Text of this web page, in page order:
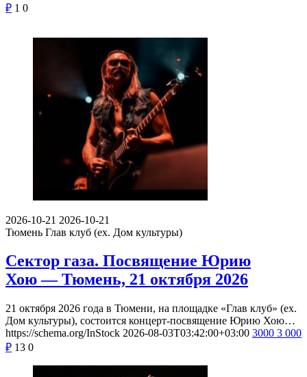
₽ 1 0
2026-10-21 2026-10-21
Тюмень Глав клуб (ex. Дом культуры)
Сектор газа. Посвящение Юрию
Хою — Тюмень, 21 октября 2026
21 октября 2026 года в Тюмени, на площадке «Глав клуб» (ex.
Дом культуры), состоится концерт-посвящение Юрию Хою…
https://schema.org/InStock 2026-08-03T03:42:00+03:00 3000 3 000
₽ 13 0